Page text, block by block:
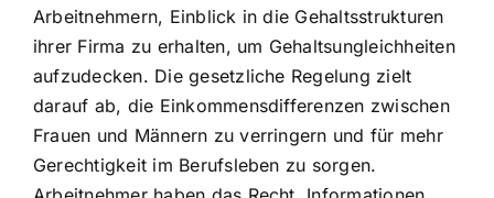
Arbeitnehmern, Einblick in die Gehaltsstrukturen
ihrer Firma zu erhalten, um Gehaltsungleichheiten
aufzudecken. Die gesetzliche Regelung zielt
darauf ab, die Einkommensdifferenzen zwischen
Frauen und Männern zu verringern und für mehr
Gerechtigkeit im Berufsleben zu sorgen.